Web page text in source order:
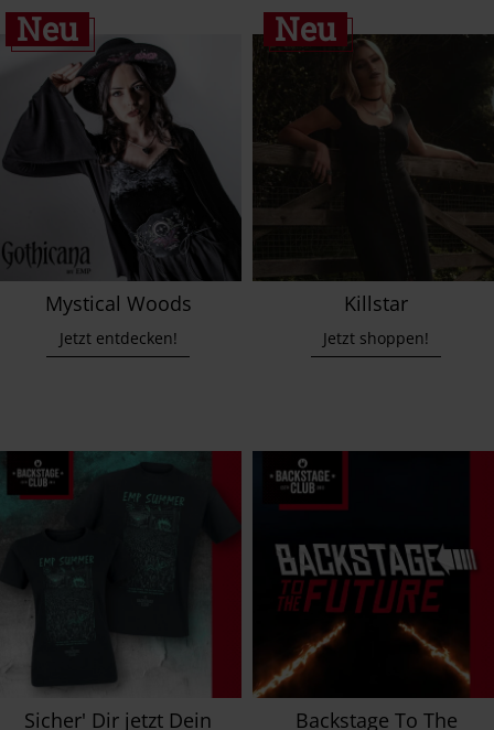
Neu
Mystical Woods
Jetzt entdecken!
Neu
Killstar
Jetzt shoppen!
Sicher' Dir jetzt Dein
Backstage To The